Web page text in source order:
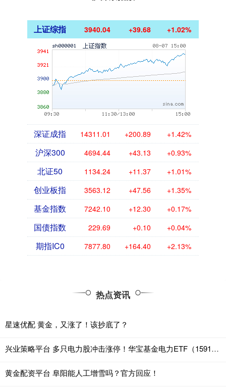
上证综指 3940.04 +39.68 +1.02%
深证成指 14311.01 +200.89 +1.42%
沪深300 4694.44 +43.13 +0.93%
北证50 1134.24 +11.37 +1.01%
创业板指 3563.12 +47.56 +1.35%
基金指数 7242.10 +12.30 +0.17%
国债指数 229.69 +0.10 +0.04%
期指IC0 7877.80 +164.40 +2.13%
热点资讯
星速优配 黄金，又涨了！该抄底了？
兴业策略平台 多只电力股冲击涨停！华宝基金电力ETF（159146）再涨超2%直逼前高！资金连续加码
黄金配资平台 阜阳能人工增雪吗？官方回应！